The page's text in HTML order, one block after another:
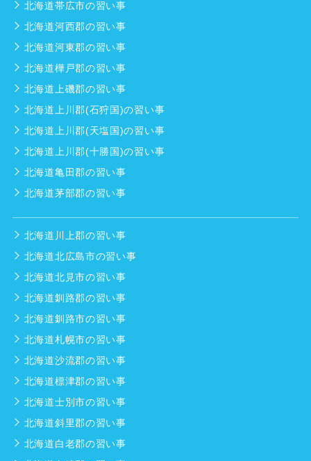
北海道帯広市の習い事
北海道河西郡の習い事
北海道河東郡の習い事
北海道樺戸郡の習い事
北海道上磯郡の習い事
北海道上川郡(石狩国)の習い事
北海道上川郡(天塩国)の習い事
北海道上川郡(十勝国)の習い事
北海道亀田郡の習い事
北海道茅部郡の習い事
北海道川上郡の習い事
北海道北広島市の習い事
北海道北見市の習い事
北海道釧路郡の習い事
北海道釧路市の習い事
北海道札幌市の習い事
北海道沙流郡の習い事
北海道標津郡の習い事
北海道士別市の習い事
北海道斜里郡の習い事
北海道白老郡の習い事